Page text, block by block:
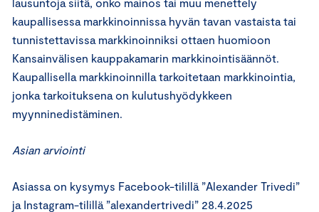
kaupallisessa markkinoinnissa hyvän tavan vastaista tai
tunnistettavissa markkinoinniksi ottaen huomioon
Kansainvälisen kauppakamarin markkinointisäännöt.
Kaupallisella markkinoinnilla tarkoitetaan markkinointia,
jonka tarkoituksena on kulutushyödykkeen
myynninedistäminen.
Asian arviointi
Asiassa on kysymys Facebook-tilillä ”Alexander Trivedi”
ja Instagram-tilillä ”alexandertrivedi” 28.4.2025